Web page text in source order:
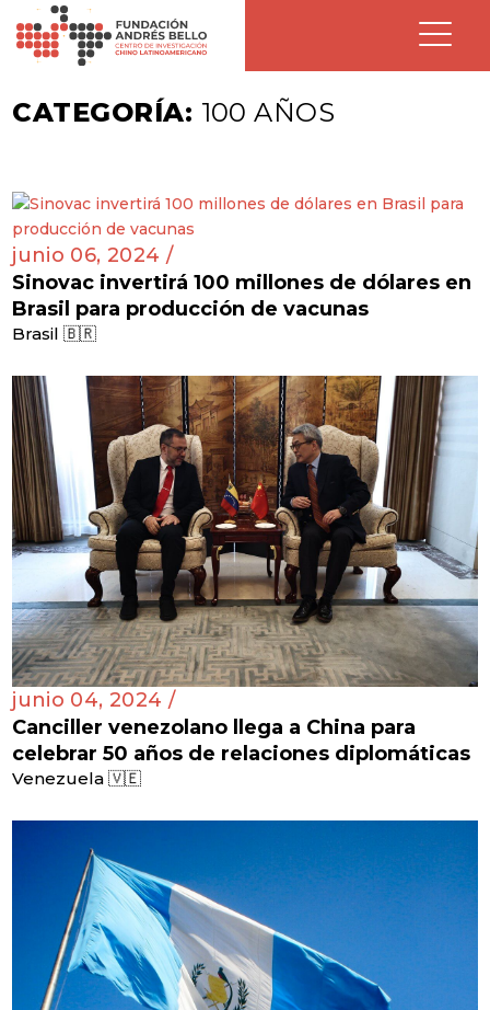
CATEGORÍA: 100 AÑOS
junio 06, 2024 /
Sinovac invertirá 100 millones de dólares en
Brasil para producción de vacunas
Brasil 🇧🇷
junio 04, 2024 /
Canciller venezolano llega a China para
celebrar 50 años de relaciones diplomáticas
Venezuela 🇻🇪